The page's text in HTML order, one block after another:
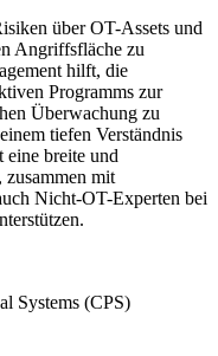
über OT-Assets und
Angriffsfläche zu
hilft, die
Programms zur
Überwachung zu
tiefen Verständnis
breite und
mit
Nicht-OT-Experten bei
Systems (CPS)